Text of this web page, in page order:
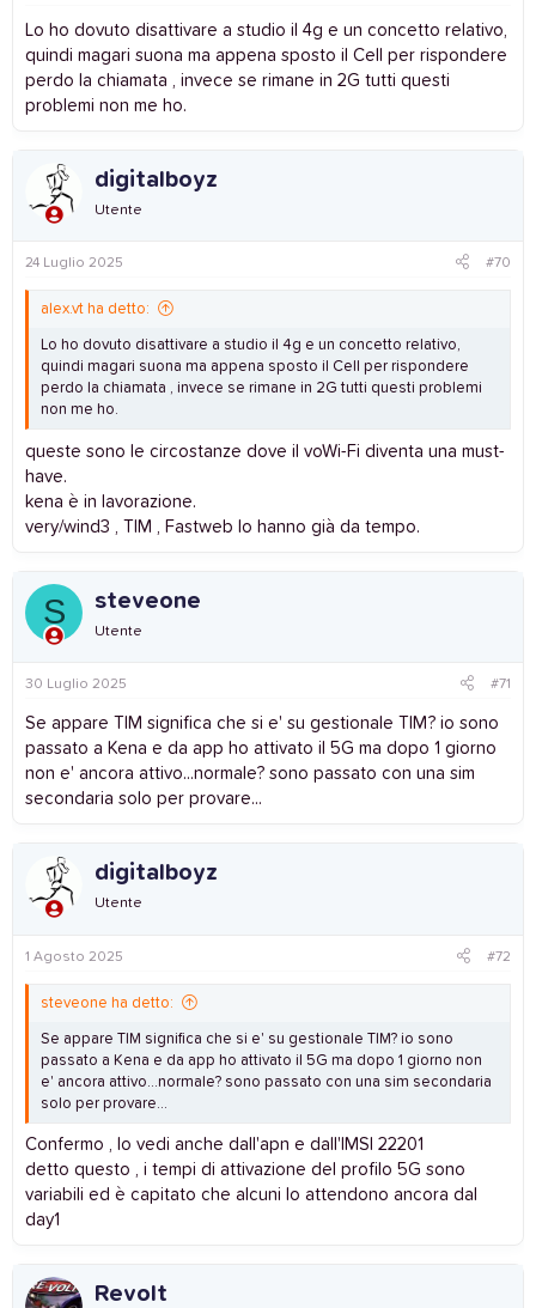
Lo ho dovuto disattivare a studio il 4g e un concetto relativo,
quindi magari suona ma appena sposto il Cell per rispondere
perdo la chiamata , invece se rimane in 2G tutti questi
problemi non me ho.
digitalboyz
Utente
24 Luglio 2025 #70
alex.vt ha detto:
Lo ho dovuto disattivare a studio il 4g e un concetto relativo,
quindi magari suona ma appena sposto il Cell per rispondere
perdo la chiamata , invece se rimane in 2G tutti questi problemi
non me ho.
queste sono le circostanze dove il voWi-Fi diventa una must-
have.
kena è in lavorazione.
very/wind3 , TIM , Fastweb lo hanno già da tempo.
S steveone
Utente
30 Luglio 2025 #71
Se appare TIM significa che si e' su gestionale TIM? io sono
passato a Kena e da app ho attivato il 5G ma dopo 1 giorno
non e' ancora attivo...normale? sono passato con una sim
secondaria solo per provare...
digitalboyz
Utente
1 Agosto 2025 #72
steveone ha detto:
Se appare TIM significa che si e' su gestionale TIM? io sono
passato a Kena e da app ho attivato il 5G ma dopo 1 giorno non
e' ancora attivo...normale? sono passato con una sim secondaria
solo per provare...
Confermo , lo vedi anche dall'apn e dall'IMSI 22201
detto questo , i tempi di attivazione del profilo 5G sono
variabili ed è capitato che alcuni lo attendono ancora dal
day1
Revolt